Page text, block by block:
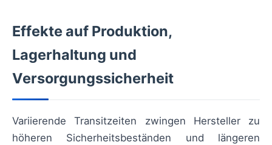
Effekte auf Produktion,
Lagerhaltung und
Versorgungssicherheit
Variierende Transitzeiten zwingen Hersteller zu
höheren Sicherheitsbeständen und längeren